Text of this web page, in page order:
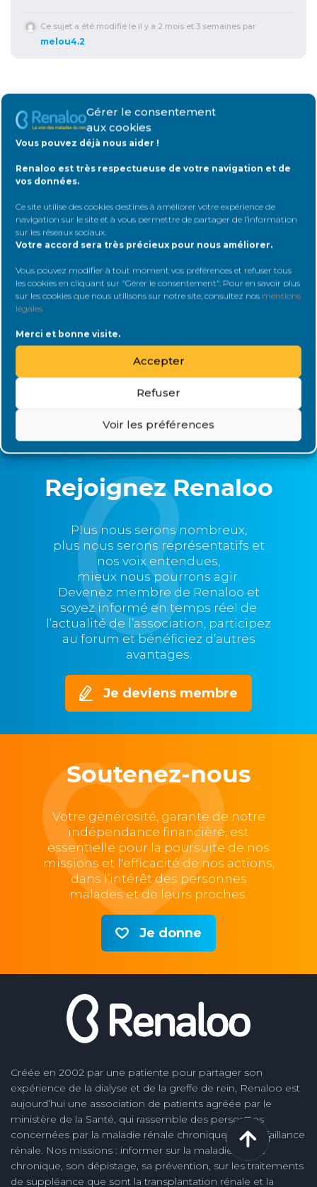
Gérer le consentement
aux cookies
Vous pouvez déjà nous aider !
Renaloo est très respectueuse de votre navigation et de
vos données.
Ce site utilise des cookies destinés à améliorer votre expérience de
navigation sur le site et à vous permettre de partager de l’information
sur les réseaux sociaux.
Votre accord sera très précieux pour nous améliorer.
Vous pouvez modifier à tout moment vos préférences et refuser tous
les cookies en cliquant sur "Gérer le consentement". Pour en savoir plus
sur les cookies que nous utilisons sur notre site, consultez nos mentions
légales
Merci et bonne visite.
Accepter
Refuser
Voir les préférences
Ce sujet a été modifié le il y a 2 mois et 3 semaines par
melou4.2
Répondre
sujet
Identifiant:
Connexion
Rejoignez Renaloo
Plus nous serons nombreux,
plus nous serons représentatifs et
nos voix entendues,
mieux nous pourrons agir.
Devenez membre de Renaloo et
soyez informé en temps réel de
l’actualité de l’association, participez
au forum et bénéficiez d’autres
avantages.
Je deviens membre
Soutenez-nous
Votre générosité, garante de notre
indépendance financière, est
essentielle pour la poursuite de nos
missions et l'efficacité de nos actions,
dans l’intérêt des personnes
malades et de leurs proches.
Je donne
Créée en 2002 par une patiente pour partager son
expérience de la dialyse et de la greffe de rein, Renaloo est
aujourd’hui une association de patients agréée par le
ministère de la Santé, qui rassemble des personnes
concernées par la maladie rénale chronique et la défaillance
rénale. Nos missions : informer sur la maladie rénale
chronique, son dépistage, sa prévention, sur les traitements
de suppléance que sont la transplantation rénale et la